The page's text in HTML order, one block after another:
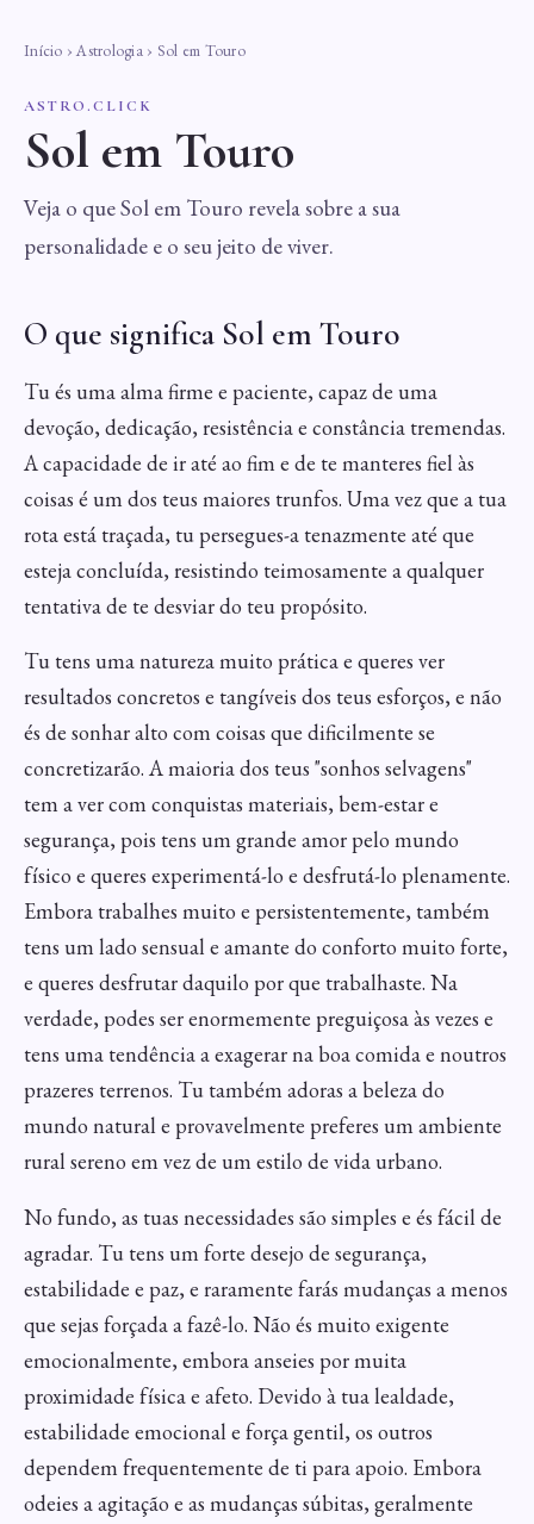
Início ›Astrologia › Sol em Touro
ASTRO.CLICK
Sol em Touro
Veja o que Sol em Touro revela sobre a sua
personalidade e o seu jeito de viver.
O que significa Sol em Touro
Tu és uma alma firme e paciente, capaz de uma
devoção, dedicação, resistência e constância tremendas.
A capacidade de ir até ao fim e de te manteres fiel às
coisas é um dos teus maiores trunfos. Uma vez que a tua
rota está traçada, tu persegues-a tenazmente até que
esteja concluída, resistindo teimosamente a qualquer
tentativa de te desviar do teu propósito.
Tu tens uma natureza muito prática e queres ver
resultados concretos e tangíveis dos teus esforços, e não
és de sonhar alto com coisas que dificilmente se
concretizarão. A maioria dos teus "sonhos selvagens"
tem a ver com conquistas materiais, bem-estar e
segurança, pois tens um grande amor pelo mundo
físico e queres experimentá-lo e desfrutá-lo plenamente.
Embora trabalhes muito e persistentemente, também
tens um lado sensual e amante do conforto muito forte,
e queres desfrutar daquilo por que trabalhaste. Na
verdade, podes ser enormemente preguiçosa às vezes e
tens uma tendência a exagerar na boa comida e noutros
prazeres terrenos. Tu também adoras a beleza do
mundo natural e provavelmente preferes um ambiente
rural sereno em vez de um estilo de vida urbano.
No fundo, as tuas necessidades são simples e és fácil de
agradar. Tu tens um forte desejo de segurança,
estabilidade e paz, e raramente farás mudanças a menos
que sejas forçada a fazê-lo. Não és muito exigente
emocionalmente, embora anseies por muita
proximidade física e afeto. Devido à tua lealdade,
estabilidade emocional e força gentil, os outros
dependem frequentemente de ti para apoio. Embora
odeies a agitação e as mudanças súbitas, geralmente